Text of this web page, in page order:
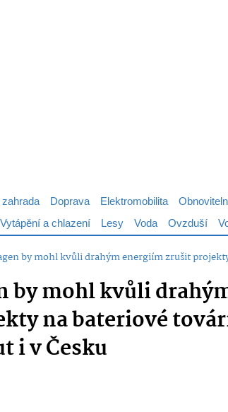
Doprava Elektromobilita
Vytápění a chlazení Lesy Voda Ovzduší
by mohl kvůli drahým energiím zrušit
by mohl kvůli
na bateriové
i v Česku